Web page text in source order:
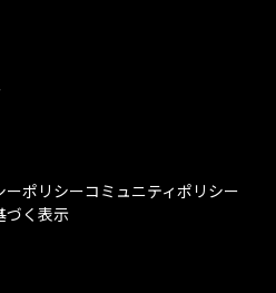
ーポリシーコミュニティポリシー
づく表示